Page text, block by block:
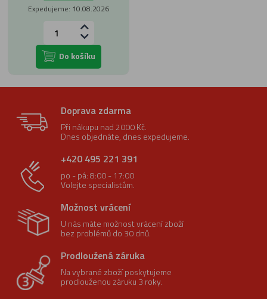
Expedujeme: 10.08.2026
Do košíku
Doprava zdarma
Při nákupu nad 2000 Kč.
Dnes objednáte, dnes expedujeme.
+420 495 221 391
po - pá: 8:00 - 17:00
Volejte specialistům.
Možnost vrácení
U nás máte možnost vrácení zboží
bez problémů do 30 dnů.
Prodloužená záruka
Na vybrané zboží poskytujeme
prodlouženou záruku 3 roky.